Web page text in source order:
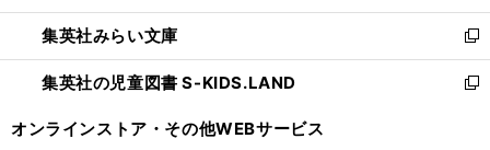
開
く
ウ
で
開
く
ン
ド
ウ
で
ウ
ィ
ン
ド
集英社みらい文庫
新
し
い
集英社の児童図書 S-KIDS.LAND
新
オンラインストア・ その他WEBサービス